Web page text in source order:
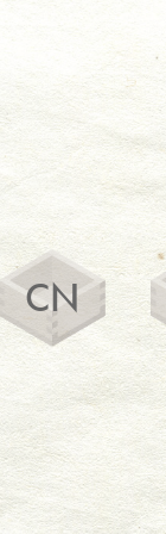
CN